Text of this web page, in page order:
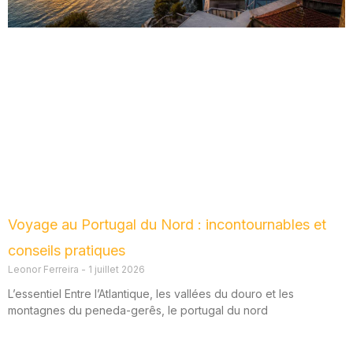
Voyage au Portugal du Nord : incontournables et
conseils pratiques
Leonor Ferreira 1 juillet 2026
L’essentiel Entre l’Atlantique, les vallées du douro et les
montagnes du peneda-gerês, le portugal du nord